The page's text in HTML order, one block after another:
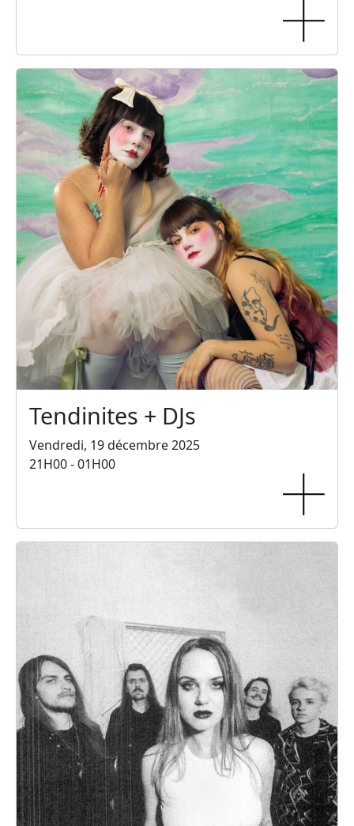
Tendinites + DJs
Vendredi, 19 décembre 2025
21H00 - 01H00